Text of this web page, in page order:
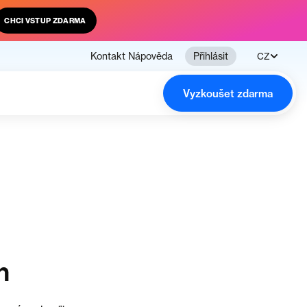
CHCI VSTUP ZDARMA
Kontakt Nápověda Přihlásit CZ
Vyzkoušet zdarma